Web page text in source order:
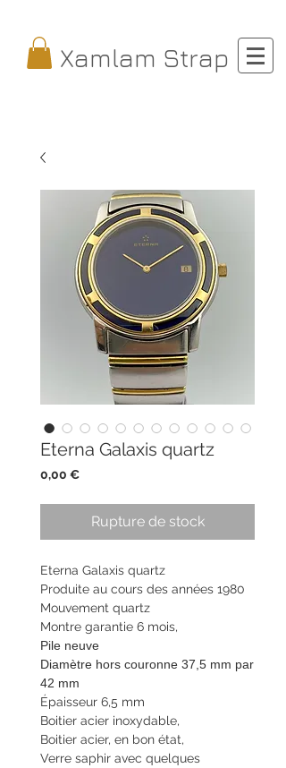
Xamlam Strap
Eterna Galaxis quartz
0,00 €Prix
Rupture de stock
Eterna Galaxis quartz
Produite au cours des années 1980
Mouvement quartz
Montre garantie 6 mois,
Pile neuve
Diamètre hors couronne 37,5 mm par
42 mm
Épaisseur 6,5 mm
Boitier acier inoxydable,
Boitier acier, en bon état,
Verre saphir avec quelques